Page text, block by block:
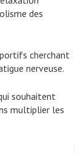
des
cherchant
nerveuse.
souhaitent
multiplier les